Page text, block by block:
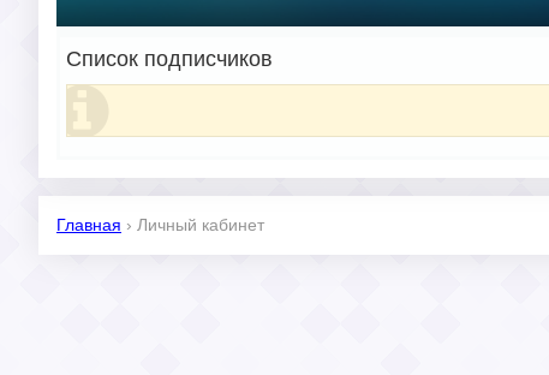
Список подписчиков
Главная › Личный кабинет